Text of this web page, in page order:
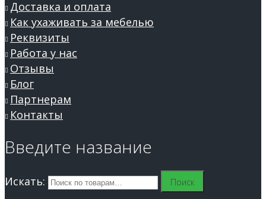
Доставка и оплата
Как ухаживать за мебелью
Реквизиты
Работа у нас
Отзывы
Блог
Партнерам
Контакты
Введите название
Искать: Поиск